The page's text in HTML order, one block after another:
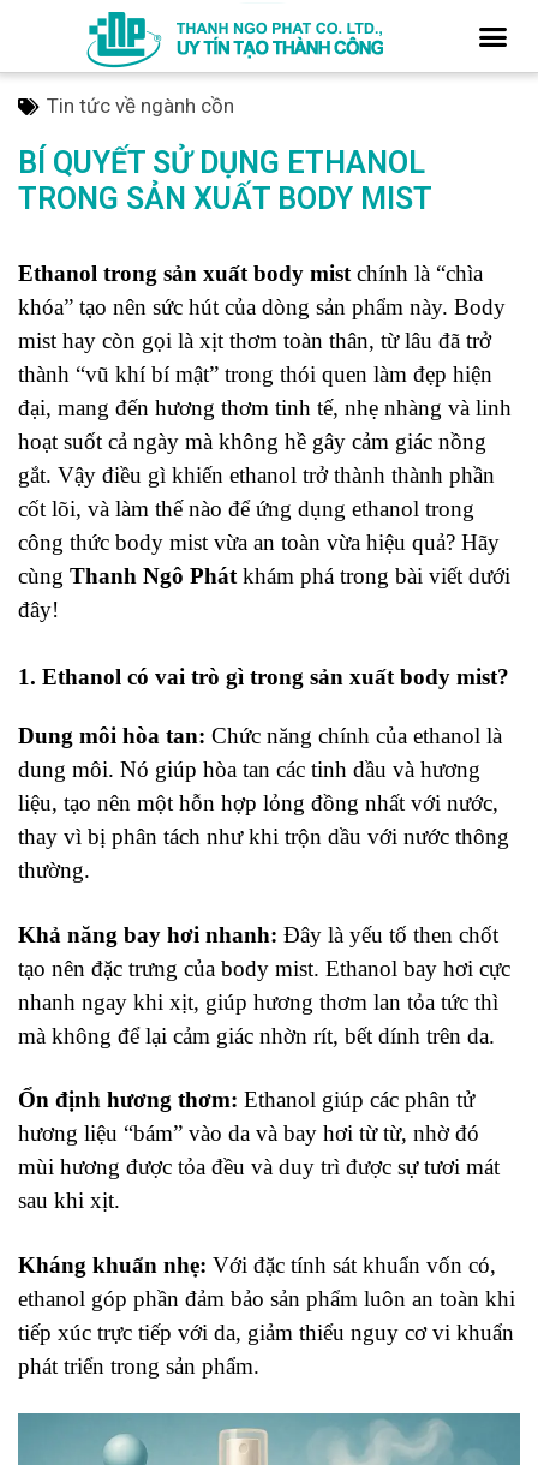
Tin tức về ngành cồn
BÍ QUYẾT SỬ DỤNG ETHANOL
TRONG SẢN XUẤT BODY MIST
Ethanol trong sản xuất body mist chính là “chìa
khóa” tạo nên sức hút của dòng sản phẩm này. Body
mist hay còn gọi là xịt thơm toàn thân, từ lâu đã trở
thành “vũ khí bí mật” trong thói quen làm đẹp hiện
đại, mang đến hương thơm tinh tế, nhẹ nhàng và linh
hoạt suốt cả ngày mà không hề gây cảm giác nồng
gắt. Vậy điều gì khiến ethanol trở thành thành phần
cốt lõi, và làm thế nào để ứng dụng ethanol trong
công thức body mist vừa an toàn vừa hiệu quả? Hãy
cùng Thanh Ngô Phát khám phá trong bài viết dưới
đây!
1. Ethanol có vai trò gì trong sản xuất body mist?
Dung môi hòa tan: Chức năng chính của ethanol là
dung môi. Nó giúp hòa tan các tinh dầu và hương
liệu, tạo nên một hỗn hợp lỏng đồng nhất với nước,
thay vì bị phân tách như khi trộn dầu với nước thông
thường.
Khả năng bay hơi nhanh: Đây là yếu tố then chốt
tạo nên đặc trưng của body mist. Ethanol bay hơi cực
nhanh ngay khi xịt, giúp hương thơm lan tỏa tức thì
mà không để lại cảm giác nhờn rít, bết dính trên da.
Ổn định hương thơm: Ethanol giúp các phân tử
hương liệu “bám” vào da và bay hơi từ từ, nhờ đó
mùi hương được tỏa đều và duy trì được sự tươi mát
sau khi xịt.
Kháng khuẩn nhẹ: Với đặc tính sát khuẩn vốn có,
ethanol góp phần đảm bảo sản phẩm luôn an toàn khi
tiếp xúc trực tiếp với da, giảm thiểu nguy cơ vi khuẩn
phát triển trong sản phẩm.